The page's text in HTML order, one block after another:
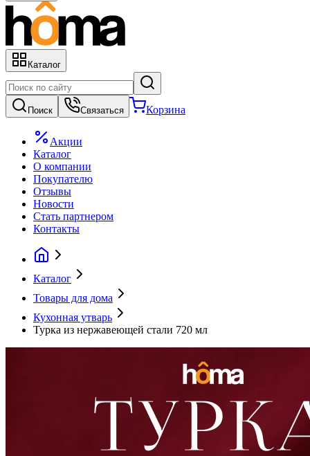
Каталог
Поиск Связаться Корзина
Акции
Каталог
О компании
Покупателю
Отзывы
Новости
Стать партнером
Контакты
Каталог
Товары для дома
Кухонная утварь
Турка из нержавеющей стали 720 мл